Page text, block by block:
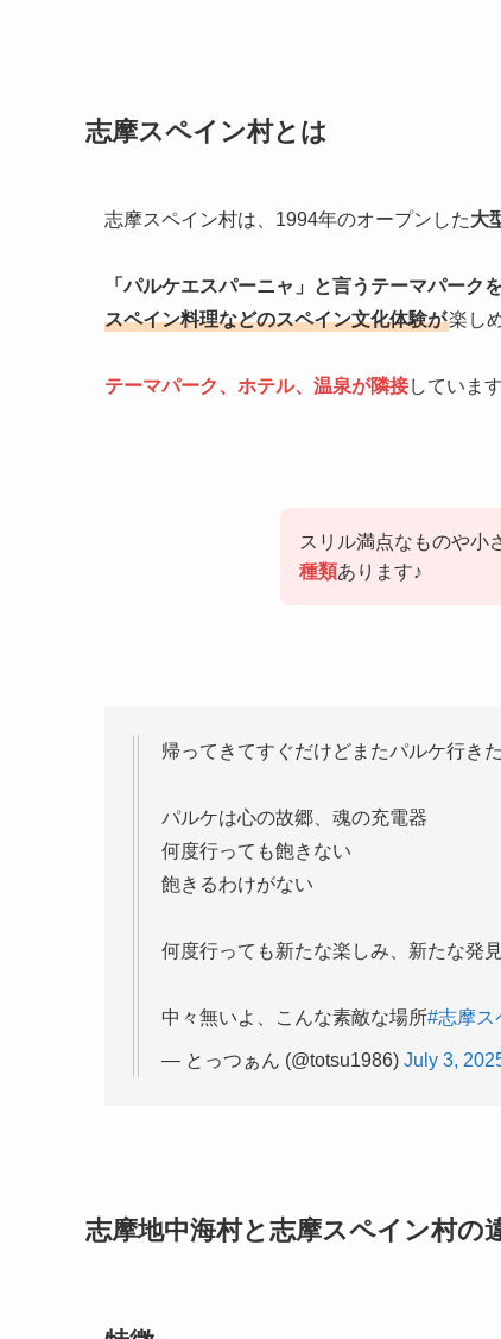
志摩スペイン村とは
志摩スペイン村は、1994年のオープンした大
「パルケエスパーニャ」と言うテーマパーク
スペイン料理などのスペイン文化体験が楽し
テーマパーク、ホテル、温泉が隣接しています
スリル満点なものや小
種類あります♪
帰ってきてすぐだけどまたパルケ行き
パルケは心の故郷、魂の充電器
何度行っても飽きない
飽きるわけがない
何度行っても新たな楽しみ、新たな発
中々無いよ、こんな素敵な場所#志摩ス
— とっつぁん (@totsu1986) July 3,
志摩地中海村と志摩スペイン村の